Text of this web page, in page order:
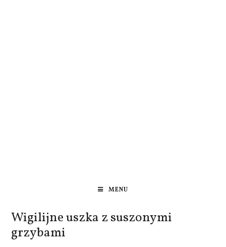
MENU
Wigilijne uszka z suszonymi
grzybami